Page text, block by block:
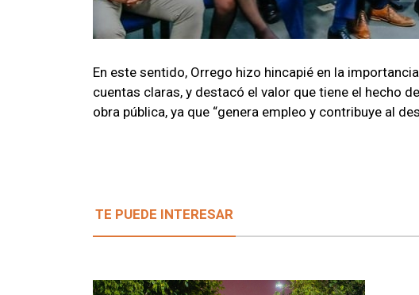
En este sentido, Orrego hizo hincapié en la
cuentas claras, y destacó el valor que tiene el hecho
obra pública, ya que “genera empleo y contribuye al
TE PUEDE INTERESAR